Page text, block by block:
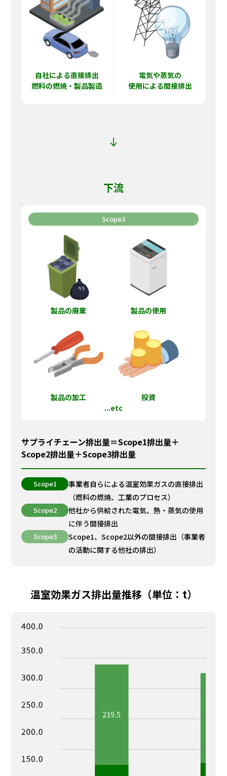
自社による直接排出
燃料の燃焼・製品製造
電気や蒸気の
使用による間接排出
下流
Scope3
製品の廃棄 製品の使用
製品の加工
投資
...etc
サプライチェーン排出量＝Scope1排出量＋
Scope2排出量＋Scope3排出量
Scope1
事業者自らによる温室効果ガスの直接排出
（燃料の燃焼、工業のプロセス）
Scope2
他社から供給された電気、熱・蒸気の使用
に伴う間接排出
Scope3
Scope1、Scope2以外の間接排出（事業者
の活動に関する他社の排出）
温室効果ガス排出量推移（単位：t）